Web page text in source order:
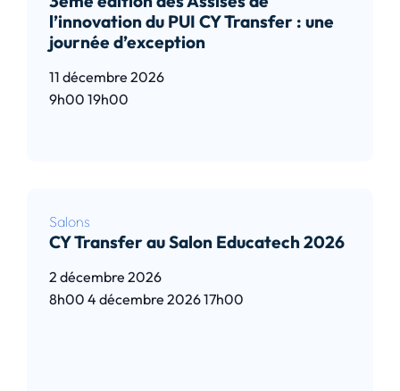
l’innovation du PUI CY Transfer : une
journée d’exception
11 décembre 2026
9h00 19h00
Salons
CY Transfer au Salon Educatech 2026
2 décembre 2026
8h00 4 décembre 202617h00